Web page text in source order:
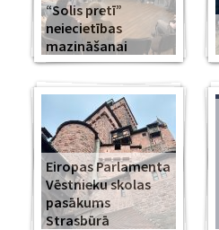
“Solis pretī”
neiecietības
mazināšanai
Eiropas Parlamenta
Vēstnieku skolas
pasākums
Strasbūrā